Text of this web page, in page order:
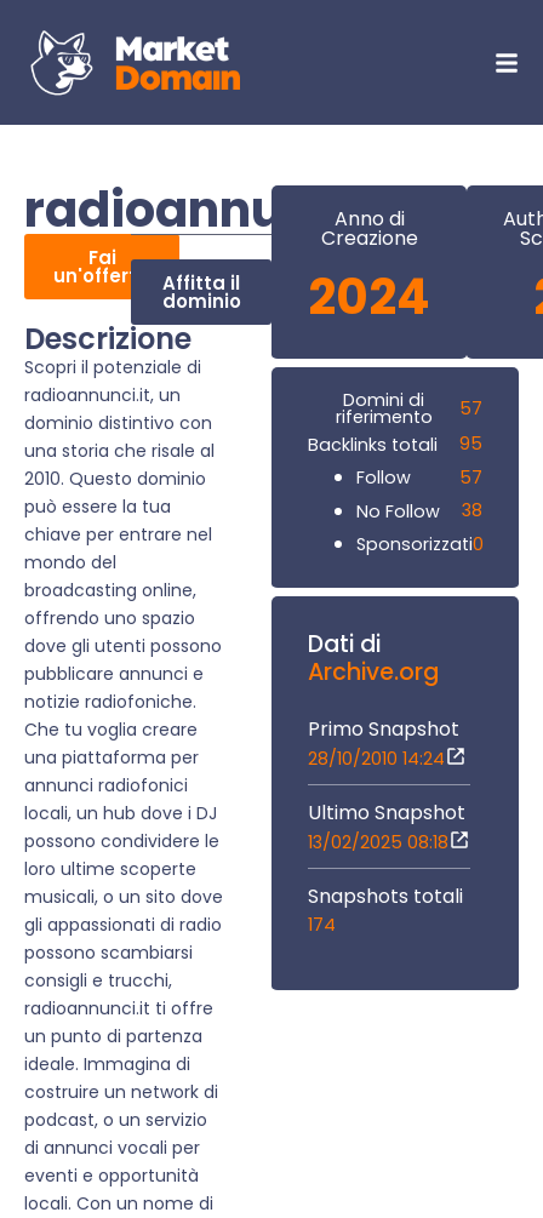
radioannunci.it
Fai
un'offerta Affitta il
dominio
Descrizione
Scopri il potenziale di
radioannunci.it, un
dominio distintivo con
una storia che risale al
2010. Questo dominio
può essere la tua
chiave per entrare nel
mondo del
broadcasting online,
offrendo uno spazio
dove gli utenti possono
pubblicare annunci e
notizie radiofoniche.
Che tu voglia creare
una piattaforma per
annunci radiofonici
locali, un hub dove i DJ
possono condividere le
loro ultime scoperte
musicali, o un sito dove
gli appassionati di radio
possono scambiarsi
consigli e trucchi,
radioannunci.it ti offre
un punto di partenza
ideale. Immagina di
costruire un network di
podcast, o un servizio
di annunci vocali per
eventi e opportunità
locali. Con un nome di
Anno di
Creazione
2024
Domini di
riferimento
57
Backlinks totali
95
Follow
57
No Follow
38
Sponsorizzati0
Dati di
Archive.org
Primo Snapshot
28/10/2010 14:24
Ultimo Snapshot
13/02/2025 08:18
Snapshots totali
174